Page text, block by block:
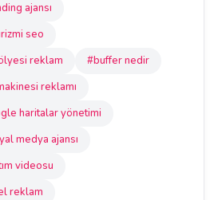
ajansı
seo
reklam
#buffer nedir
reklamı
haritalar yönetimi
medya ajansı
videosu
reklam